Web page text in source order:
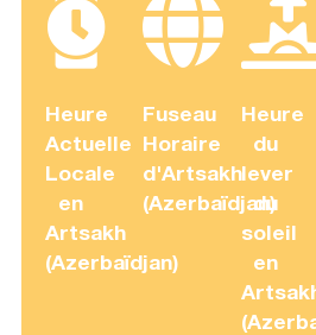
Heure
Actuelle
Locale
en
Artsakh
(Azerbaïdjan)
Fuseau
Horaire
d'Artsakh
(Azerbaïdjan)
Heure
du
lever
du
soleil
en